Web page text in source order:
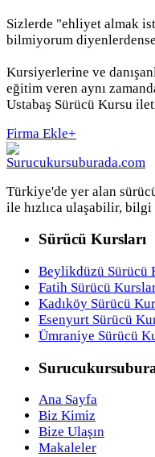
Sizlerde "ehliyet almak
bilmiyorum
Kursiyerlerine ve
eğitim veren aynı
Ustabaş Sürücü Kursu
Firma Ekle+
Türkiye'de yer alan
ile hızlıca ulaşabilir,
Sürücü Kursları
Beylikdüzü Sürücü
Fatih Sürücü
Kadıköy Sürücü
Esenyurt Sürücü
Ümraniye Sürücü
Ana Sayfa
Biz Kimiz
Bize Ulaşın
Makaleler